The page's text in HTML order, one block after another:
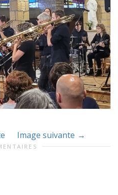
Image suivante